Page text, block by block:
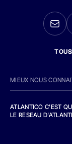
MIEUX NOUS
ATLANTICO C'EST
LE RESEAU